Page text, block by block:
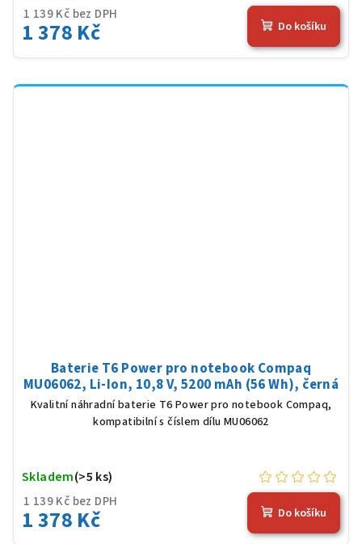
1 139 Kč bez DPH
1 378 Kč Do košíku
Baterie T6 Power pro notebook Compaq
MU06062, Li-Ion, 10,8 V, 5200 mAh (56 Wh), černá
Kvalitní náhradní baterie T6 Power pro notebook Compaq,
kompatibilní s číslem dílu MU06062
1 139 Kč bez DPH
1 378 Kč
Skladem(>5 ks)
Do košíku